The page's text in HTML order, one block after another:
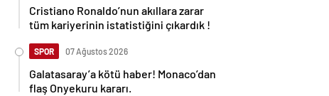
Cristiano Ronaldo’nun akıllara zarar
tüm kariyerinin istatistiğini çıkardık !
SPOR 07 Ağustos 2026
Galatasaray’a kötü haber! Monaco’dan
flaş Onyekuru kararı.